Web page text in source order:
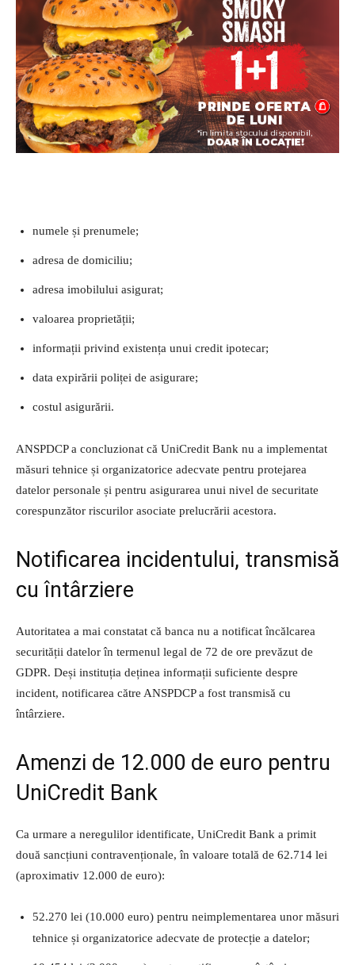
numele și prenumele;
adresa de domiciliu;
adresa imobilului asigurat;
valoarea proprietății;
informații privind existența unui credit ipotecar;
data expirării poliței de asigurare;
costul asigurării.
ANSPDCP a concluzionat că UniCredit Bank nu a implementat
măsuri tehnice și organizatorice adecvate pentru protejarea
datelor personale și pentru asigurarea unui nivel de securitate
corespunzător riscurilor asociate prelucrării acestora.
Notificarea incidentului, transmisă
cu întârziere
Autoritatea a mai constatat că banca nu a notificat încălcarea
securității datelor în termenul legal de 72 de ore prevăzut de
GDPR. Deși instituția deținea informații suficiente despre
incident, notificarea către ANSPDCP a fost transmisă cu
întârziere.
Amenzi de 12.000 de euro pentru
UniCredit Bank
Ca urmare a neregulilor identificate, UniCredit Bank a primit
două sancțiuni contravenționale, în valoare totală de 62.714 lei
(aproximativ 12.000 de euro):
52.270 lei (10.000 euro) pentru neimplementarea unor măsuri
tehnice și organizatorice adecvate de protecție a datelor;